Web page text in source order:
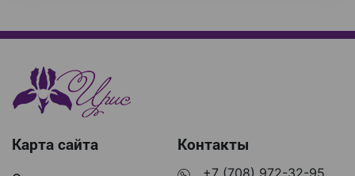
Карта сайта Контакты